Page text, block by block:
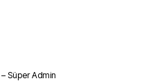
Süper Admin